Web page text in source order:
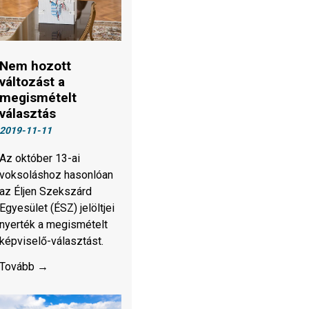
hozott
a
11-11
október 13-ai
hasonlóan
Éljen Szekszárd
(ÉSZ) jelöltjei
a megismételt
választást.
→